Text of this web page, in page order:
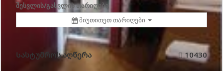
შესვლის/გასვლის თარიღები
მიუთითეთ თარიღები
Სასტუმროს აღწერა 10430